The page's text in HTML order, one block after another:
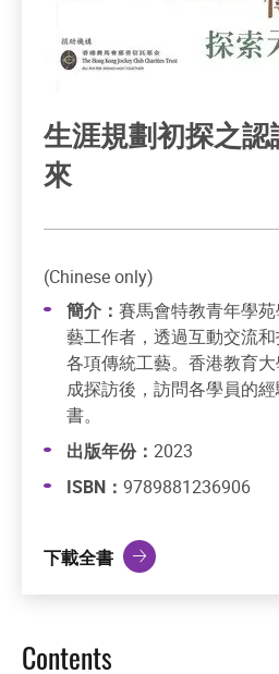
生涯規劃初探之
來
(Chinese only)
簡介： 賽馬會特教青年學
藝工作者，透過互動交流
各項傳統工藝。香港教育
成探訪後，訪問各學員的
書。
出版年份： 2023
ISBN： 9789881236906
下載全書
Contents